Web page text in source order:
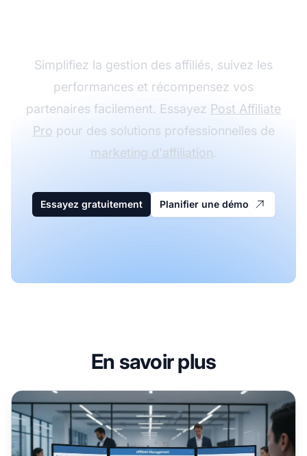
Simplifiez la gestion des affiliés, suivez les
performances et récompensez vos
partenaires facilement. Essayez Post Affiliate
Pro pour des solutions professionnelles de
marketing d'affiliation.
Essayez gratuitement Planifier une démo
En savoir plus
Quelles sont les astuces les plus importantes pour gérer